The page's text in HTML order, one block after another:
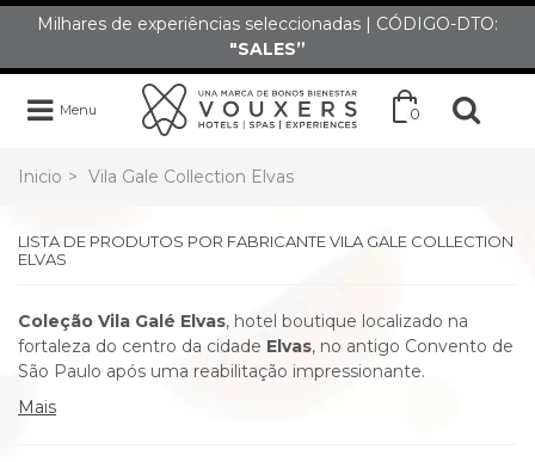
Milhares de experiências seleccionadas | CÓDIGO-DTO:
"SALES”
Menu 0
Inicio > Vila Gale Collection Elvas
LISTA DE PRODUTOS POR FABRICANTE VILA GALE COLLECTION
ELVAS
Coleção Vila Galé Elvas, hotel boutique localizado na
fortaleza do centro da cidade Elvas, no antigo Convento de
São Paulo após uma reabilitação impressionante.
Mais